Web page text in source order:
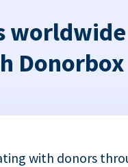
Donorbox
with donors